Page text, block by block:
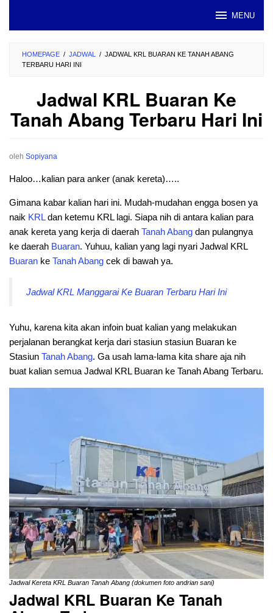
MENU
HOMEPAGE / JADWAL / JADWAL KRL BUARAN KE TANAH ABANG
TERBARU HARI INI
Jadwal KRL Buaran Ke
Tanah Abang Terbaru Hari Ini
oleh Sopiyana
Haloo…kalian para anker (anak kereta)…..
Gimana kabar kalian hari ini. Mudah-mudahan engga bosen ya
naik KRLdan ketemu KRL lagi. Siapa nih di antara kalian para
anak kereta yang kerja di daerah Tanah Abang dan pulangnya
ke daerah Buaran. Yuhuu, kalian yang lagi nyari Jadwal KRL
Buaran ke TanahAbang cek di bawah ya.
Jadwal KRL Manggarai Ke Buaran Terbaru Hari Ini
Yuhu, karena kita akan infoin buat kalian yang melakukan
perjalanan berangkat kerja dari stasiun stasiun Buaran ke
Stasiun Tanah Abang. Ga usah lama-lama kita share aja nih
buat kalian semua Jadwal KRL Buaran ke Tanah Abang Terbaru.
Jadwal Kereta KRL Buaran Tanah Abang (dokumen foto andrian sani)
Jadwal KRL Buaran Ke Tanah